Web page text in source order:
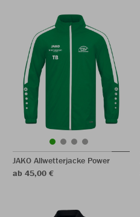
JAKO Allwetterjacke Power
ab 45,00 €